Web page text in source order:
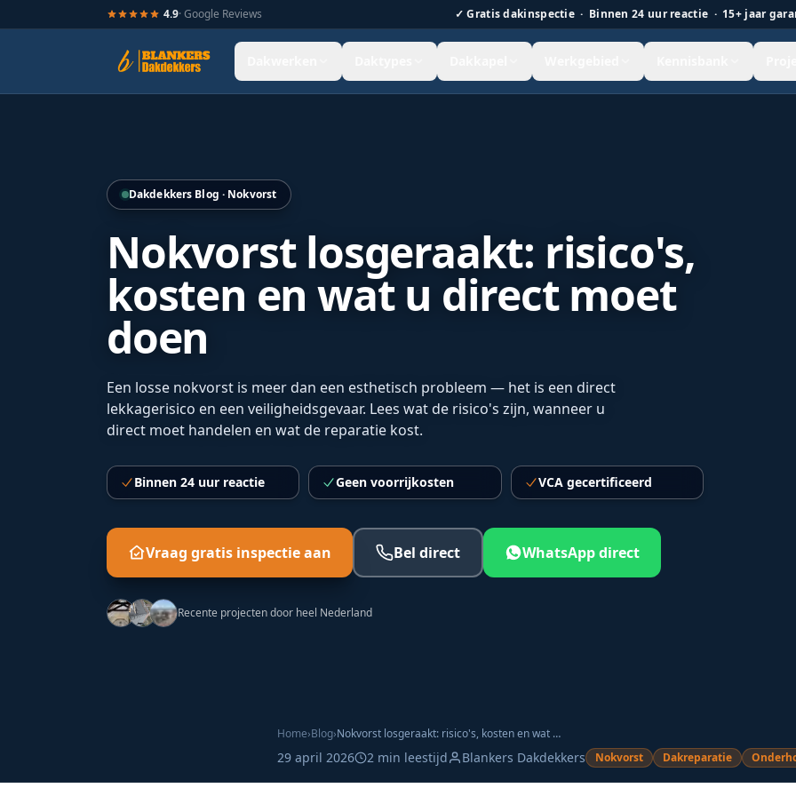
4.9· Google Reviews ✓Gratis dakinspectie · Binnen 24 uur reactie · 15+ jaar
Dakdekkers Blog · Nokvorst
Nokvorst losgeraakt: risico's,
kosten en wat u direct moet
doen
Een losse nokvorst is meer dan een esthetisch probleem — het is een direct
lekkagerisico en een veiligheidsgevaar. Lees wat de risico's zijn, wanneer u
direct moet handelen en wat de reparatie kost.
Binnen 24 uur reactie Geen voorrijkosten VCA gecertificeerd
Vraag gratis inspectie aan Bel direct WhatsApp direct
Recente projecten door heel Nederland
Home›Blog› Nokvorst losgeraakt: risico's, kosten en wat u direct moet doen
29 april 2026 2 min leestijd Blankers Dakdekkers Nokvorst Dakreparatie